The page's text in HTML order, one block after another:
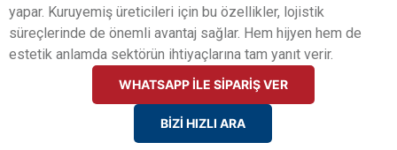
yapar. Kuruyemiş üreticileri için bu özellikler, lojistik
süreçlerinde de önemli avantaj sağlar. Hem hijyen hem de
estetik anlamda sektörün ihtiyaçlarına tam yanıt verir.
WHATSAPP İLE SİPARİŞ VER
BİZİ HIZLI ARA